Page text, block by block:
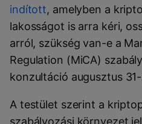
indított, amelyben a
lakosságot is arra kéri,
arról, szükség van-e a
Regulation (MiCA)
konzultáció augusztus
A testület szerint a
szabályozási környezet